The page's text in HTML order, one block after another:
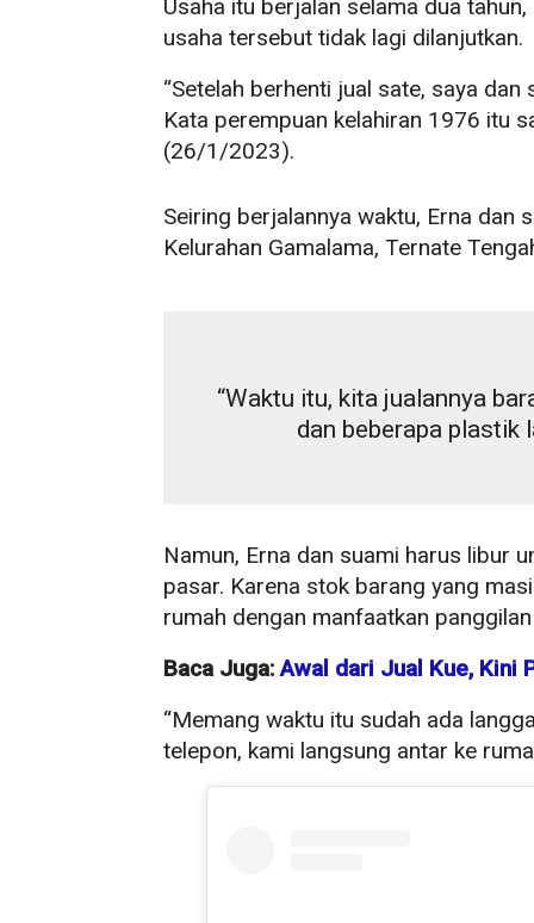
Usaha itu berjalan selama dua
usaha tersebut tidak lagi dilanjutkan.
“Setelah berhenti jual sate, saya
Kata perempuan kelahiran 1976 itu
(26/1/2023).
Seiring berjalannya waktu, Erna dan
Kelurahan Gamalama, Ternate
“Waktu itu, kita jualannya
dan beberapa plastik
Namun, Erna dan suami harus libur
pasar. Karena stok barang yang
rumah dengan manfaatkan
Baca Juga:Awal dari Jual Kue, Kini
“Memang waktu itu sudah ada
telepon, kami langsung antar ke